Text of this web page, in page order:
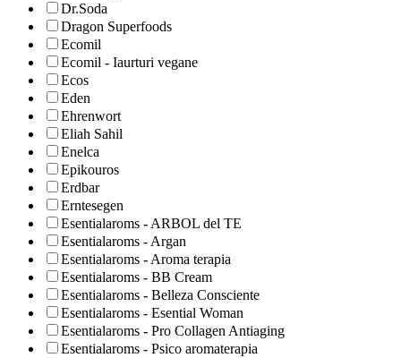
Dr.Soda
Dragon Superfoods
Ecomil
Ecomil - Iaurturi vegane
Ecos
Eden
Ehrenwort
Eliah Sahil
Enelca
Epikouros
Erdbar
Erntesegen
Esentialaroms - ARBOL del TE
Esentialaroms - Argan
Esentialaroms - Aroma terapia
Esentialaroms - BB Cream
Esentialaroms - Belleza Consciente
Esentialaroms - Esential Woman
Esentialaroms - Pro Collagen Antiaging
Esentialaroms - Psico aromaterapia